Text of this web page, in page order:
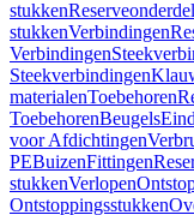
stukken
stukkenVerbindingen
Verbindingen
Steekverbindingen
materialenToebehoren
ToebehorenBeugels
voor Afdichtingen
PEBuizenFittingen
stukkenVerlopen
Ontstoppingsstukken